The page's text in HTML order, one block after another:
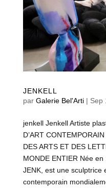
JENKELL
par Galerie Bel'Arti| Sep
jenkell Jenkell Artiste
D’ART
DES ARTS ET DES
MONDE ENTIER Née
JENK, est une sculptrice
contemporain